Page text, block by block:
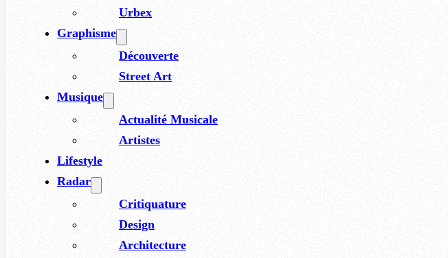
Urbex
Graphisme
Découverte
Street Art
Musique
Actualité Musicale
Artistes
Lifestyle
Radar
Critiquature
Design
Architecture